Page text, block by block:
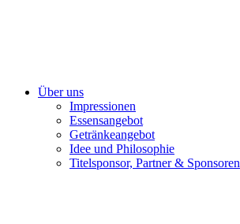
Über uns
Impressionen
Essensangebot
Getränkeangebot
Idee und Philosophie
Titelsponsor, Partner & Sponsoren